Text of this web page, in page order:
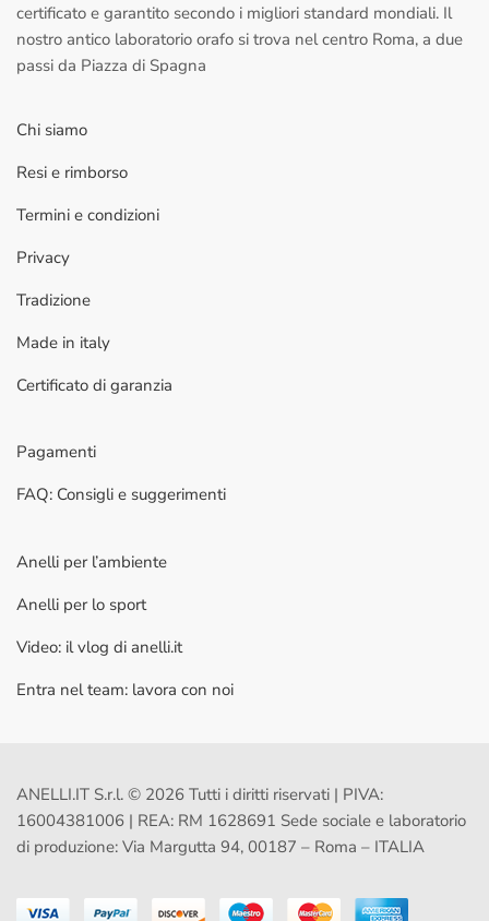
certificato e garantito secondo i migliori standard mondiali. Il
nostro antico laboratorio orafo si trova nel centro Roma, a due
passi da Piazza di Spagna
Chi siamo
Resi e rimborso
Termini e condizioni
Privacy
Tradizione
Made in italy
Certificato di garanzia
Pagamenti
FAQ: Consigli e suggerimenti
Anelli per l’ambiente
Anelli per lo sport
Video: il vlog di anelli.it
Entra nel team: lavora con noi
ANELLI.IT S.r.l. © 2026 Tutti i diritti riservati | PIVA:
16004381006 | REA: RM 1628691 Sede sociale e laboratorio
di produzione: Via Margutta 94, 00187 – Roma – ITALIA